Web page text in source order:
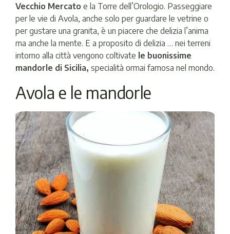
Vecchio Mercato e la Torre dell’Orologio. Passeggiare
per le vie di Avola, anche solo per guardare le vetrine o
per gustare una granita, è un piacere che delizia l’anima
ma anche la mente. E a proposito di delizia … nei terreni
intorno alla città vengono coltivate le buonissime
mandorle di Sicilia, specialità ormai famosa nel mondo.
Avola e le mandorle